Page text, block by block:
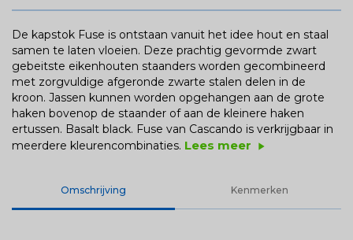
De kapstok Fuse is ontstaan vanuit het idee hout en staal
samen te laten vloeien. Deze prachtig gevormde zwart
gebeitste eikenhouten staanders worden gecombineerd
met zorgvuldige afgeronde zwarte stalen delen in de
kroon. Jassen kunnen worden opgehangen aan de grote
haken bovenop de staander of aan de kleinere haken
ertussen. Basalt black. Fuse van Cascando is verkrijgbaar in
meerdere kleurencombinaties. Lees meer play_arrow
Omschrijving Kenmerken